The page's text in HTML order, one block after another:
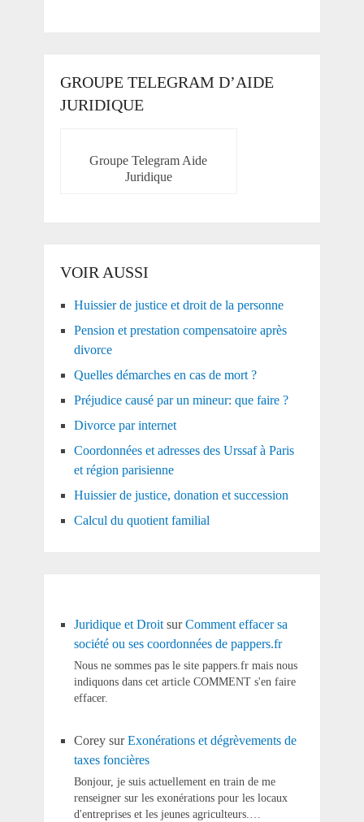
GROUPE TELEGRAM D’AIDE
JURIDIQUE
Groupe Telegram Aide
Juridique
VOIR AUSSI
Huissier de justice et droit de la personne
Pension et prestation compensatoire après
divorce
Quelles démarches en cas de mort ?
Préjudice causé par un mineur: que faire ?
Divorce par internet
Coordonnées et adresses des Urssaf à Paris
et région parisienne
Huissier de justice, donation et succession
Calcul du quotient familial
Juridique et DroitsurComment effacer sa
société ou ses coordonnées de pappers.fr
Nous ne sommes pas le site pappers.fr mais nous
indiquons dans cet article COMMENT s'en faire
effacer.
CoreysurExonérations et dégrèvements de
taxes foncières
Bonjour, je suis actuellement en train de me
renseigner sur les exonérations pour les locaux
d'entreprises et les jeunes agriculteurs.…